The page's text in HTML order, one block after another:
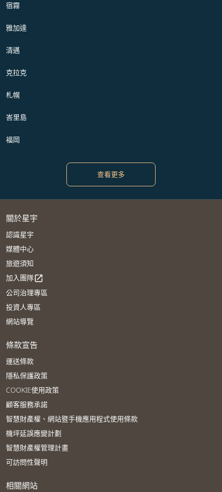
宿霧
雅加達
清邁
克拉克
札幌
峇里島
福岡
查看更多
關於星宇
認識星宇
媒體中心
旅遊須知
加入團隊open_in_new
公司治理專區
投資人專區
網站導覽
條款宣告
運送條款
隱私保護政策
COOKIE使用政策
顧客服務承諾
智慧財產權、網站暨手機應用程式使用條款
機坪延誤應變計劃
智慧財產權管理計畫
可訪問性聲明
相關網站